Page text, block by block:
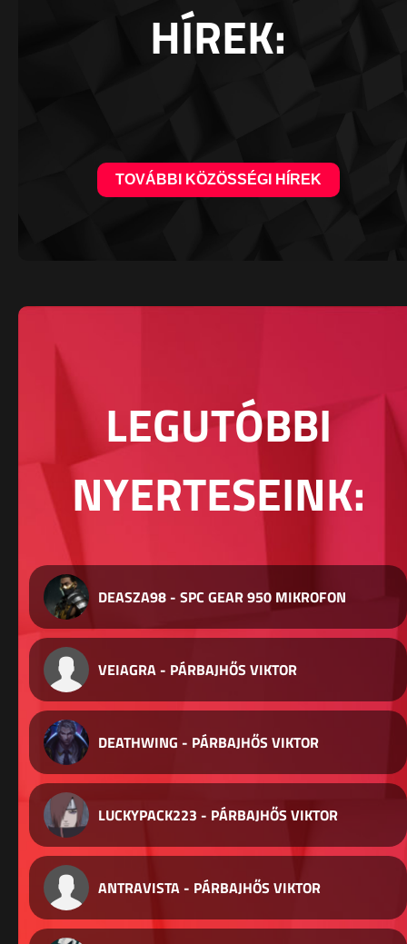
HÍREK:
TOVÁBBI KÖZÖSSÉGI HÍREK
LEGUTÓBBI
NYERTESEINK:
DEASZA98 - SPC GEAR 950 MIKROFON
VEIAGRA - PÁRBAJHŐS VIKTOR
DEATHWING - PÁRBAJHŐS VIKTOR
LUCKYPACK223 - PÁRBAJHŐS VIKTOR
ANTRAVISTA - PÁRBAJHŐS VIKTOR